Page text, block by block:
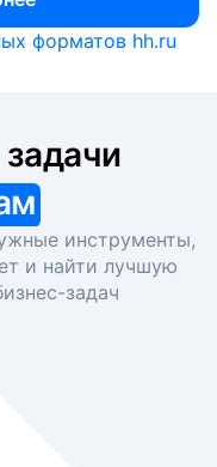
форматов hh.ru
инструменты,
и найти лучшую
задач